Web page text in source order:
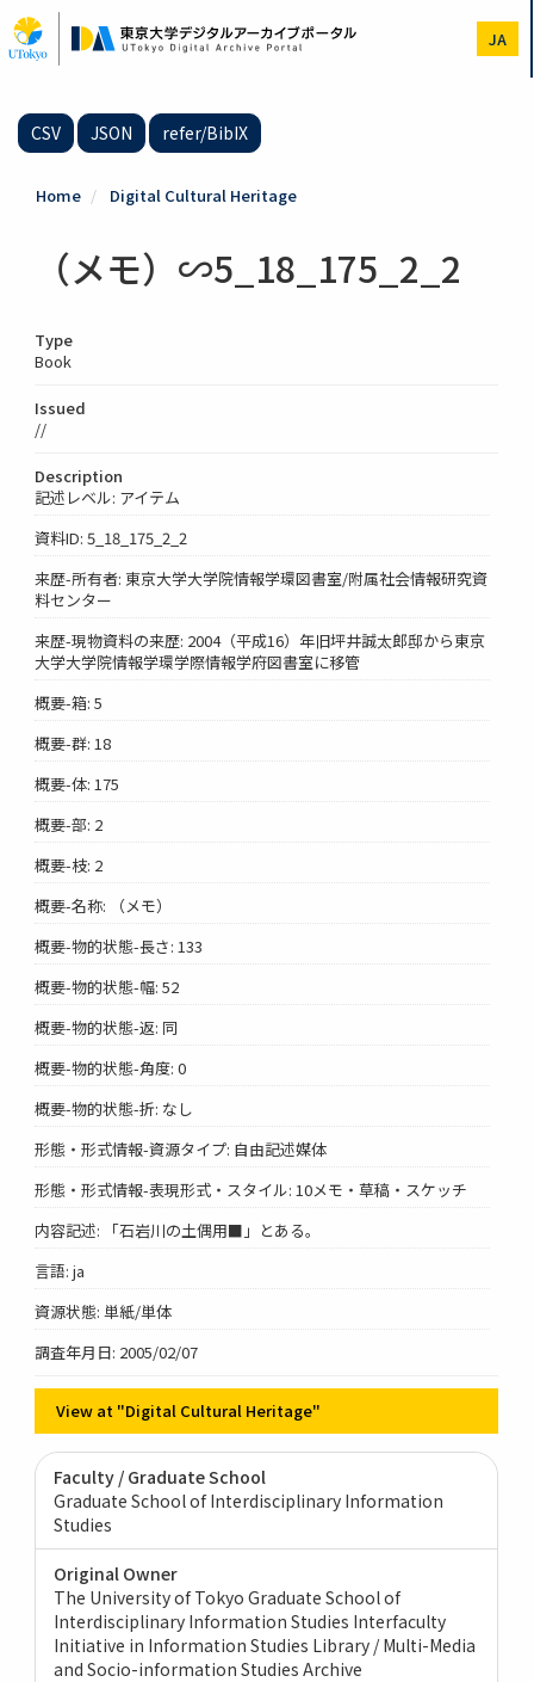
to
main
JA
CSV JSON refer/BibIX
Home Digital Cultural Heritage
（メモ）∽5_18_175_2_2
Type
Book
Issued
//
Description
記述レベル: アイテム
資料ID: 5_18_175_2_2
来歴-所有者: 東京大学大学院情報学環図書室/附属社会情報研究資
料センター
来歴-現物資料の来歴: 2004（平成16）年旧坪井誠太郎邸から東京
大学大学院情報学環学際情報学府図書室に移管
概要-箱: 5
概要-群: 18
概要-体: 175
概要-部: 2
概要-枝: 2
概要-名称: （メモ）
概要-物的状態-長さ: 133
概要-物的状態-幅: 52
概要-物的状態-返: 同
概要-物的状態-角度: 0
概要-物的状態-折: なし
形態・形式情報-資源タイプ: 自由記述媒体
形態・形式情報-表現形式・スタイル: 10メモ・草稿・スケッチ
内容記述: 「石岩川の土偶用■」とある。
言語: ja
資源状態: 単紙/単体
調査年月日: 2005/02/07
View at "Digital Cultural Heritage"
Faculty / Graduate School
Graduate School of Interdisciplinary Information
Studies
Original Owner
The University of Tokyo Graduate School of
Interdisciplinary Information Studies Interfaculty
Initiative in Information Studies Library / Multi-Media
and Socio-information Studies Archive